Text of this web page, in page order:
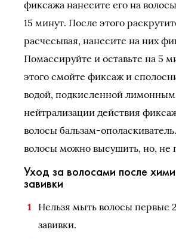
фиксажа нанесите его на
15 минут. После этого
расчесывая, нанесите на них
Помассируйте и оставьте на 5
этого смойте фиксаж и
водой, подкисленной
нейтрализации действия
волосы бальзам-
волосы можно высушить, но, не
Уход за волосами после
завивки
Нельзя мыть волосы первые
завивки.